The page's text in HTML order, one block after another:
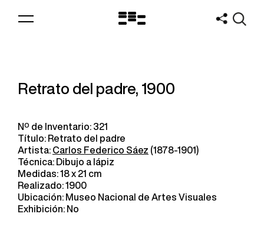
Logo
Retrato del padre, 1900
Nº de Inventario: 321
Título: Retrato del padre
Artista: Carlos Federico Sáez (1878-1901)
Técnica: Dibujo a lápiz
Medidas: 18 x 21 cm
Realizado: 1900
Ubicación: Museo Nacional de Artes Visuales
Exhibición: No